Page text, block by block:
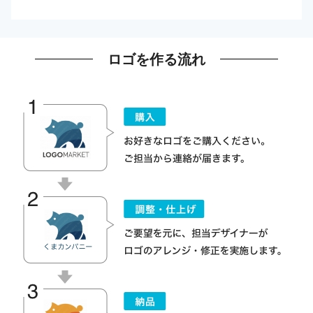
ロゴを作る流れ